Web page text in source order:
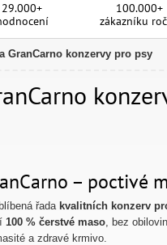
29.000+
100.000+
zákazníku
GranCarno konzervy pro psy
– poctivé
řada kvalitních konzerv
100 % čerstvé maso, bez
a zdravé krmivo.